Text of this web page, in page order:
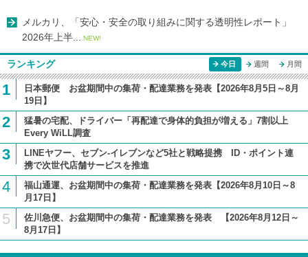
メルカリ、「安心・安全の取り組みに関する透明性レポート」
2026年上半...
NEW!
ランキング 今日 週間 月間
1
日本郵便 お盆期間中の集荷・配達業務を発表【2026年8月5日～8月
19日】
2
猛暑の宅配、ドライバー「再配達で身体的負担が増える」7割以上
Every WiLL調査
3
LINEヤフー、セブン-イレブンなど5社と戦略提携 ID・ポイント連
携で次世代店舗サービスを推進
4
福山通運、お盆期間中の集荷・配達業務を発表【2026年8月10日～8
月17日】
5
佐川急便、お盆期間中の集荷・配達業務を発表 【2026年8月12日～
8月17日】